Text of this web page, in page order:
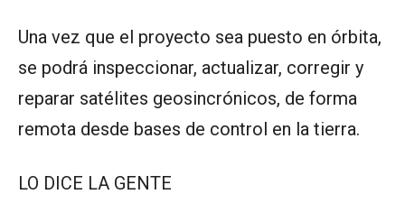
Una vez que el proyecto sea puesto en órbita,
se podrá inspeccionar, actualizar, corregir y
reparar satélites geosincrónicos, de forma
remota desde bases de control en la tierra.
LO DICE LA GENTE